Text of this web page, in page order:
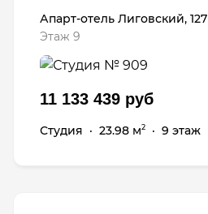
Апарт-отель Лиговский, 127
Этаж 9
11 133 439 руб
Студия · 23.98 м2 · 9 этаж